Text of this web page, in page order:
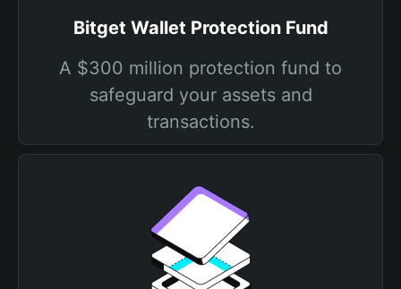
Bitget Wallet Protection Fund
A $300 million protection fund to
safeguard your assets and
transactions.